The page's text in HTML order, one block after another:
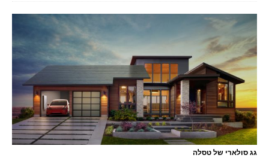
גג סולארי של טסלה